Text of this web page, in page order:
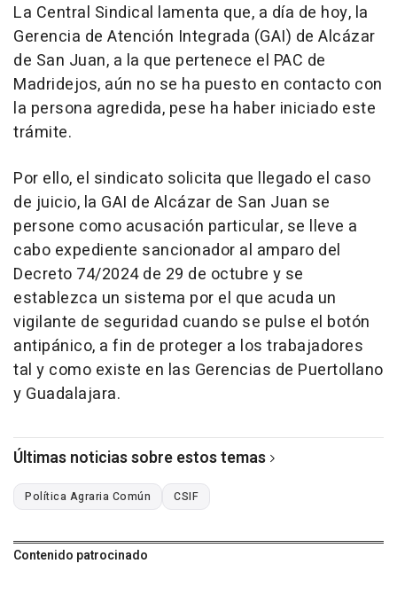
La Central Sindical lamenta que, a día de hoy, la
Gerencia de Atención Integrada (GAI) de Alcázar
de San Juan, a la que pertenece el PAC de
Madridejos, aún no se ha puesto en contacto con
la persona agredida, pese ha haber iniciado este
trámite.
Por ello, el sindicato solicita que llegado el caso
de juicio, la GAI de Alcázar de San Juan se
persone como acusación particular, se lleve a
cabo expediente sancionador al amparo del
Decreto 74/2024 de 29 de octubre y se
establezca un sistema por el que acuda un
vigilante de seguridad cuando se pulse el botón
antipánico, a fin de proteger a los trabajadores
tal y como existe en las Gerencias de Puertollano
y Guadalajara.
Últimas noticias sobre estos temas
Política Agraria Común CSIF
Contenido patrocinado